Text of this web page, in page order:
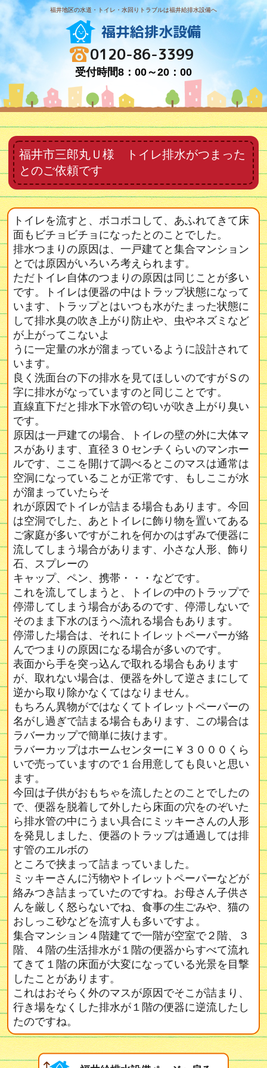
福井地区の水道・トイレ・水回りトラブルは福井給排水設備へ
福井給排水設備
0120-86-3399
受付時間8：00～20：00
福井市三郎丸Ｕ様 トイレ排水がつまった
とのご依頼です
トイレを流すと、ボコボコして、あふれてきて床
面もビチョビチョになったとのことでした。
排水つまりの原因は、一戸建てと集合マンション
とでは原因がいろいろ考えられます。
ただトイレ自体のつまりの原因は同じことが多い
です。トイレは便器の中はトラップ状態になって
います、トラップとはいつも水がたまった状態に
して排水臭の吹き上がり防止や、虫やネズミなど
が上がってこないよ
うに一定量の水が溜まっているように設計されて
います。
良く洗面台の下の排水を見てほしいのですがＳの
字に排水がなっていますのと同じことです。
直線直下だと排水下水管の匂いが吹き上がり臭い
です。
原因は一戸建ての場合、トイレの壁の外に大体マ
スがあります、直径３０センチくらいのマンホー
ルです、ここを開けて調べるとこのマスは通常は
空洞になっていることが正常です、もしここが水
が溜まっていたらそ
れが原因でトイレが詰まる場合もあります。今回
は空洞でした、あとトイレに飾り物を置いてある
ご家庭が多いですがこれを何かのはずみで便器に
流してしまう場合があります、小さな人形、飾り
石、スプレーの
キャップ、ペン、携帯・・・などです。
これを流してしまうと、トイレの中のトラップで
停滞してしまう場合があるのです、停滞しないで
そのまま下水のほうへ流れる場合もあります。
停滞した場合は、それにトイレットペーパーが絡
んでつまりの原因になる場合が多いのです。
表面から手を突っ込んで取れる場合もあります
が、取れない場合は、便器を外して逆さまにして
逆から取り除かなくてはなりません。
もちろん異物がではなくてトイレットペーパーの
名がし過ぎで詰まる場合もあります、この場合は
ラバーカップで簡単に抜けます。
ラバーカップはホームセンターに￥３０００くら
いで売っていますので１台用意しても良いと思い
ます。
今回は子供がおもちゃを流したとのことでしたの
で、便器を脱着して外したら床面の穴をのぞいた
ら排水管の中にうまい具合にミッキーさんの人形
を発見しました、便器のトラップは通過しては排
す管のエルボの
ところで挟まって詰まっていました。
ミッキーさんに汚物やトイレットペーパーなどが
絡みつき詰まっていたのですね。お母さん子供さ
んを厳しく怒らないでね、食事の生ごみや、猫の
おしっこ砂などを流す人も多いですよ。
集合マンション４階建てで一階が空室で２階、３
階、４階の生活排水が１階の便器からすべて流れ
てきて１階の床面が大変になっている光景を目撃
したことがあります。
これはおそらく外のマスが原因でそこが詰まり、
行き場をなくした排水が１階の便器に逆流したし
たのですね。